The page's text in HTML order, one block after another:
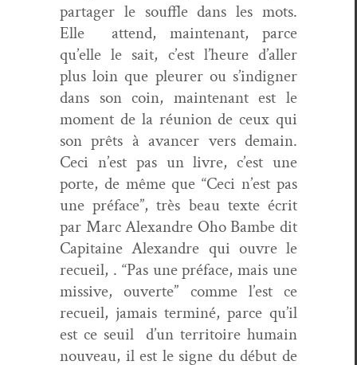
partager le souf­fle dans les mots.
Elle attend, main­tenant, parce
qu’elle le sait, c’est l’heure d’aller
plus loin que pleur­er ou s’indigner
dans son coin, main­tenant est le
moment de la réu­nion de ceux qui
son prêts à avancer vers demain.
Ceci n’est pas un livre, c’est une
porte, de même que “Ceci n’est pas
une pré­face”, très beau texte écrit
par Marc Alexan­dre Oho Bambe dit
Cap­i­taine Alexan­dre qui ouvre le
recueil, . “Pas une pré­face, mais une
mis­sive, ouverte” comme l’est ce
recueil, jamais ter­miné, parce qu’il
est ce seuil d’un ter­ri­toire humain
nou­veau, il est le signe du début de